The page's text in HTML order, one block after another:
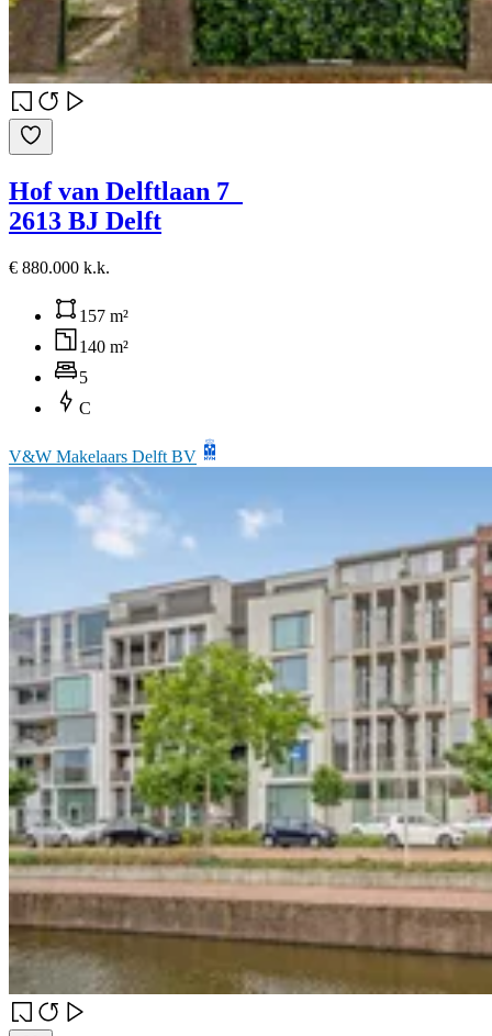
Hof van Delftlaan 7
2613 BJ Delft
€ 880.000 k.k.
157 m²
140 m²
5
C
V&W Makelaars Delft BV